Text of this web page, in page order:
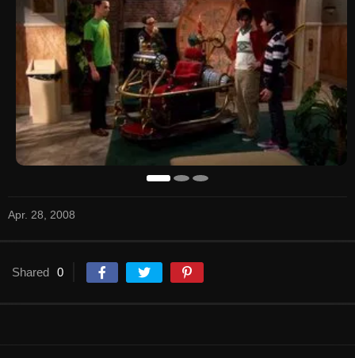
Apr. 28, 2008
Shared 0